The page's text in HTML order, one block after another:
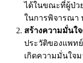
ได้ในขณะที่ผู้ป่ว
ในการพิจารณา
สร้างความมั่นใ
ประวัติของแพท
เกิดความมั่นใจ